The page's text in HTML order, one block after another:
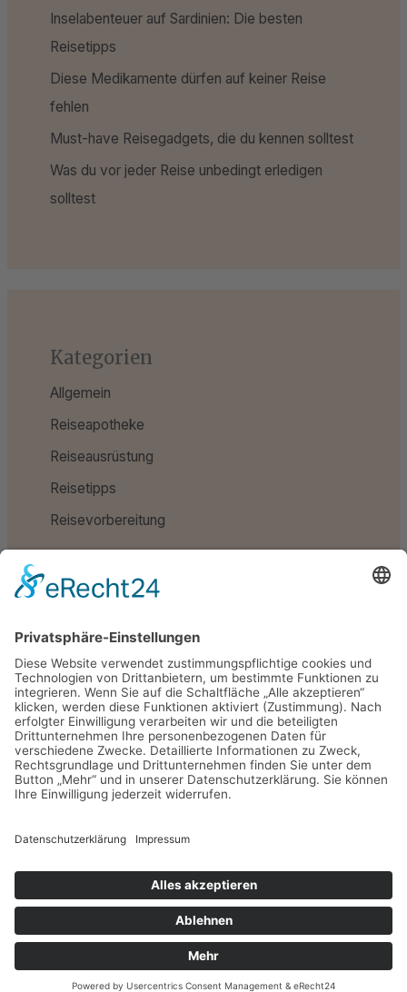
Inselabenteuer auf Sardinien: Die besten
Reisetipps
Diese Medikamente dürfen auf keiner Reise
fehlen
Must-have Reisegadgets, die du kennen solltest
Was du vor jeder Reise unbedingt erledigen
solltest
Kategorien
Allgemein
Reiseapotheke
Reiseausrüstung
Reisetipps
Reisevorbereitung
Schlagwörter
Reiseapotheke Reiseausrüstung Reisetipps
Copyright © 2026 Unser Reise Tagebuch
Datenschutz
Impressum